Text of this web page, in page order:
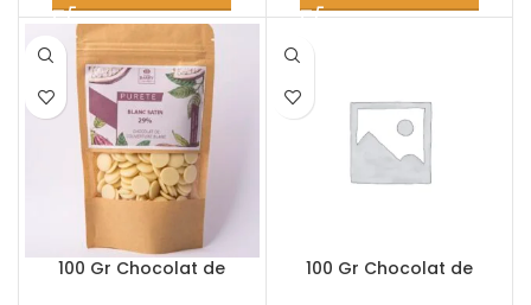
100 Gr Chocolat de
100 Gr Chocolat de